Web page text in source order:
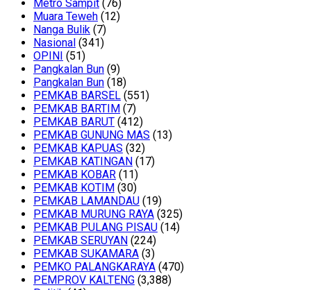
Metro Sampit (76)
Muara Teweh (12)
Nanga Bulik (7)
Nasional (341)
OPINI (51)
Pangkalan Bun (9)
Pangkalan Bun (18)
PEMKAB BARSEL (551)
PEMKAB BARTIM (7)
PEMKAB BARUT (412)
PEMKAB GUNUNG MAS (13)
PEMKAB KAPUAS (32)
PEMKAB KATINGAN (17)
PEMKAB KOBAR (11)
PEMKAB KOTIM (30)
PEMKAB LAMANDAU (19)
PEMKAB MURUNG RAYA (325)
PEMKAB PULANG PISAU (14)
PEMKAB SERUYAN (224)
PEMKAB SUKAMARA (3)
PEMKO PALANGKARAYA (470)
PEMPROV KALTENG (3,388)